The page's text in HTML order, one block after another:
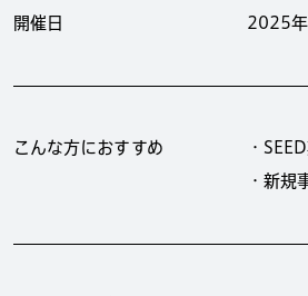
開催日 2025
こんな方におすすめ
・
・新規